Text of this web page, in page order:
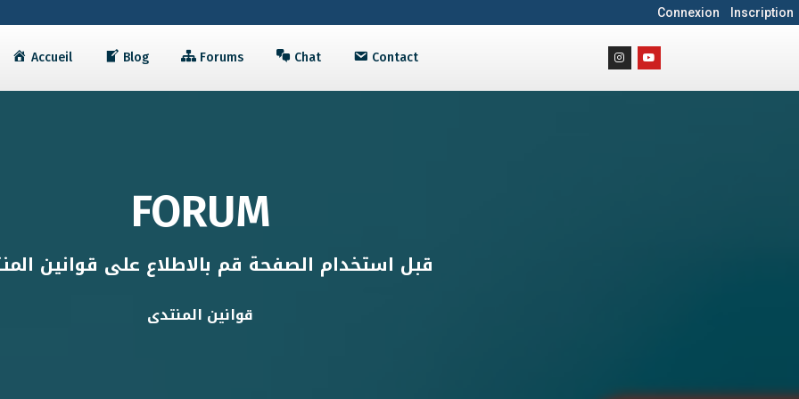
Connexion Inscription
Accueil Blog Forums Chat Contact
FORUM
قبل استخدام الصفحة قم بالاطلاع على قوانين
قوانين المنتدى